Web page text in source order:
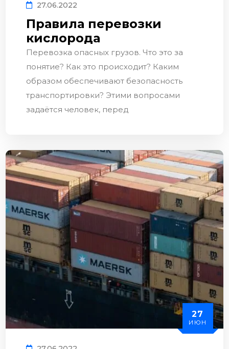
27.06.2022
Правила перевозки
кислорода
Перевозка опасных грузов. Что это за
понятие? Как это происходит? Каким
образом обеспечивают безопасность
транспортировки? Этими вопросами
задаётся человек, перед
27
ИЮН